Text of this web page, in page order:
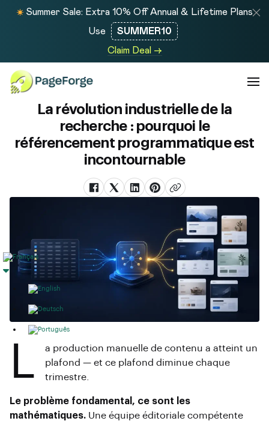
Summer Sale: Extra 10% Off Annual & Lifetime Plans
Use
SUMMER10
Claim Deal →
La révolution industrielle de la
recherche : pourquoi le
référencement programmatique est
incontournable
L
a production manuelle de contenu a atteint un
plafond — et ce plafond diminue chaque
trimestre.
Le problème fondamental, ce sont les
mathématiques. Une équipe éditoriale compétente